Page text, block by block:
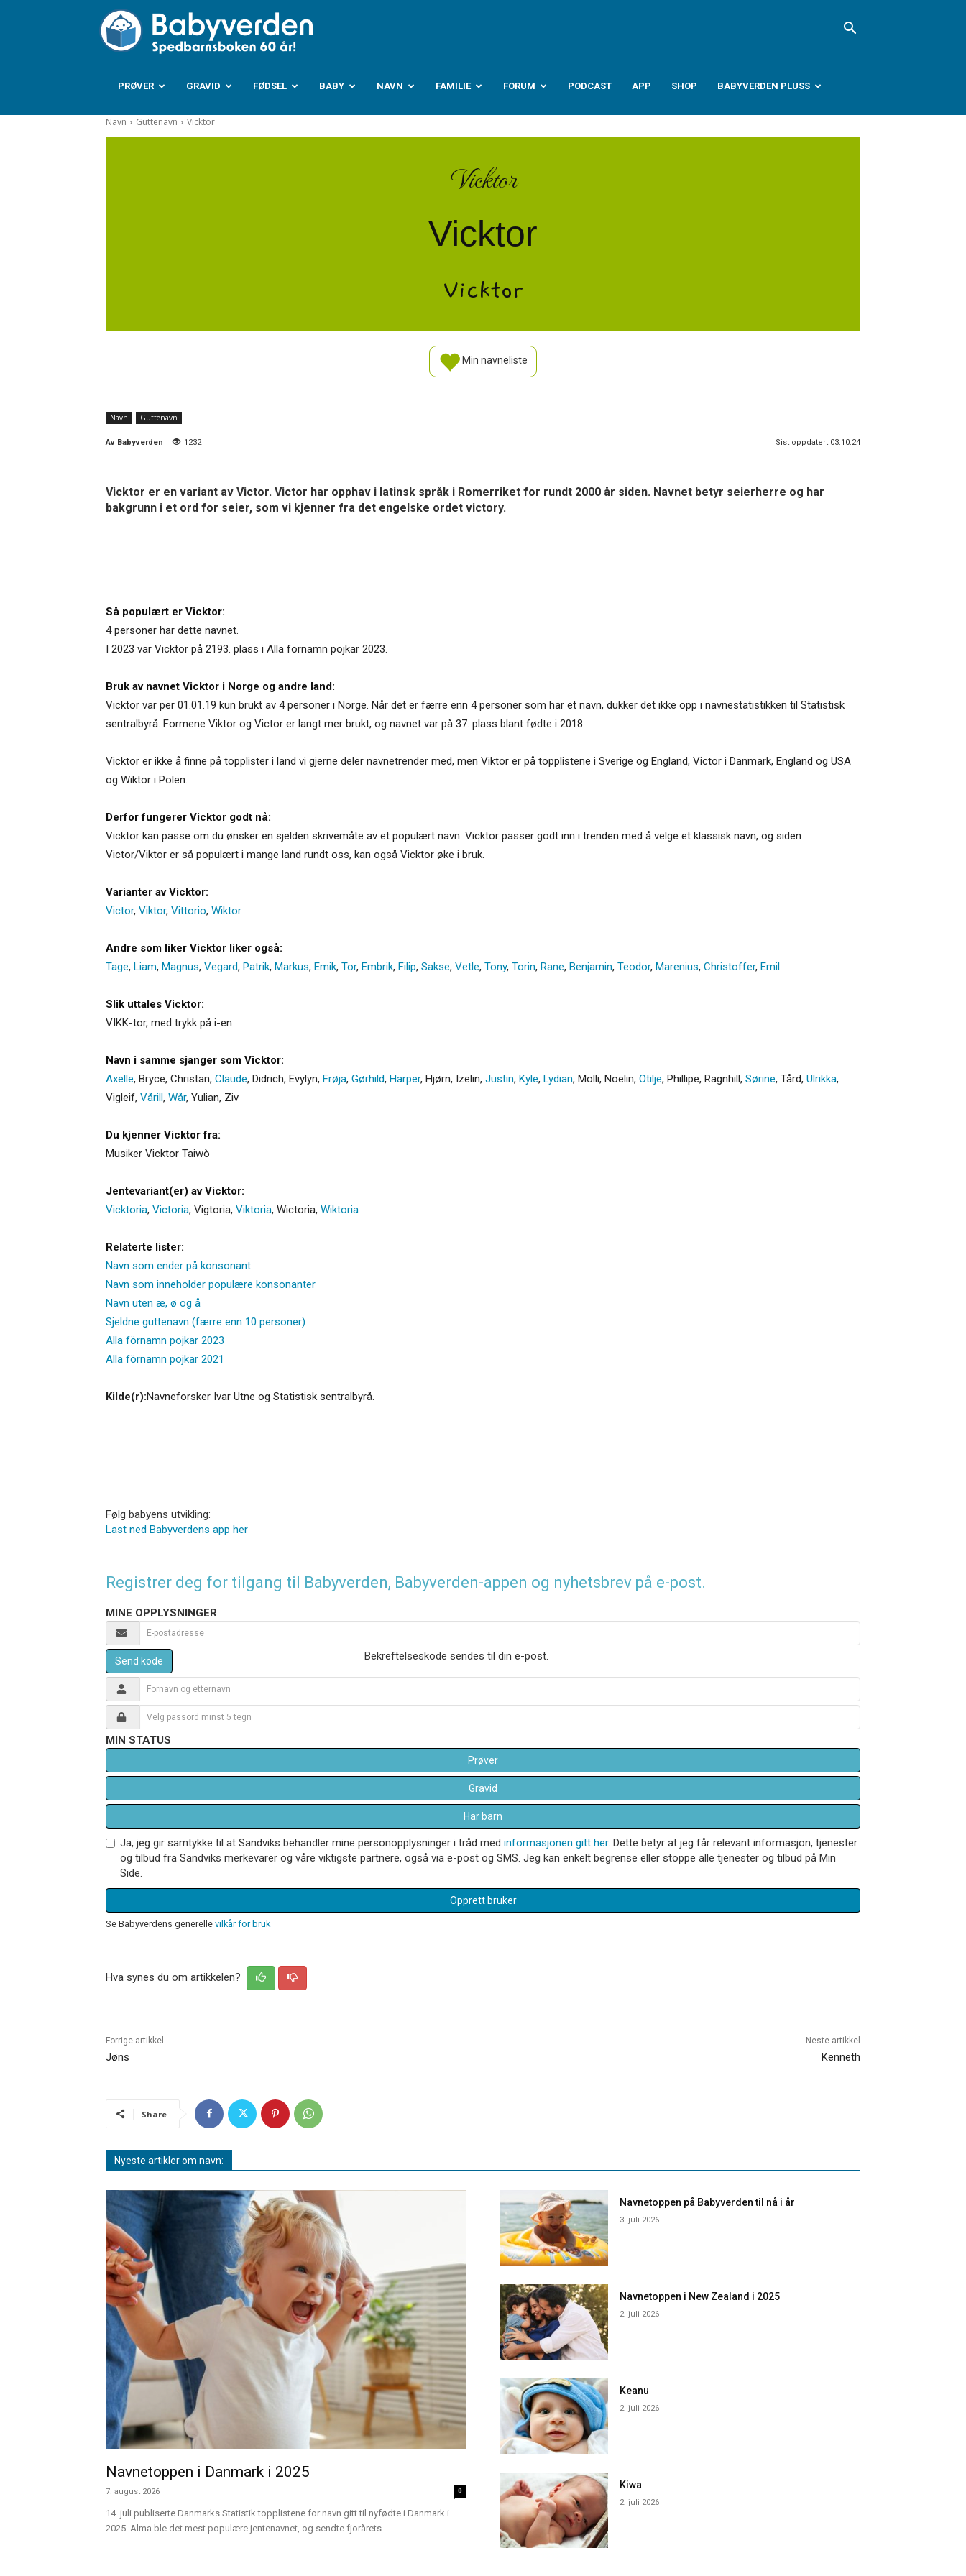
Babyverden.no
PRØVER GRAVID FØDSEL BABY NAVN FAMILIE FORUM PODCAST APP SHOP BABYVERDEN PLUSS
Navn Guttenavn Vicktor
Vicktor
Vicktor
Vicktor
Min navneliste
Navn Guttenavn
Av Babyverden 1232 Sist oppdatert 03.10.24
Vicktor er en variant av Victor. Victor har opphav i latinsk språk i Romerriket for rundt 2000 år siden. Navnet betyr seierherre og har
bakgrunn i et ord for seier, som vi kjenner fra det engelske ordet victory.
Så populært er Vicktor:
4 personer har dette navnet.
I 2023 var Vicktor på 2193. plass i Alla förnamn pojkar 2023.
Bruk av navnet Vicktor i Norge og andre land:
Vicktor var per 01.01.19 kun brukt av 4 personer i Norge. Når det er færre enn 4 personer som har et navn, dukker det ikke opp i navnestatistikken til Statistisk
sentralbyrå. Formene Viktor og Victor er langt mer brukt, og navnet var på 37. plass blant fødte i 2018.
Vicktor er ikke å finne på topplister i land vi gjerne deler navnetrender med, men Viktor er på topplistene i Sverige og England, Victor i Danmark, England og USA
og Wiktor i Polen.
Derfor fungerer Vicktor godt nå:
Vicktor kan passe om du ønsker en sjelden skrivemåte av et populært navn. Vicktor passer godt inn i trenden med å velge et klassisk navn, og siden
Victor/Viktor er så populært i mange land rundt oss, kan også Vicktor øke i bruk.
Varianter av Vicktor:
Victor, Viktor, Vittorio, Wiktor
Andre som liker Vicktor liker også:
Tage, Liam, Magnus, Vegard, Patrik, Markus, Emik, Tor, Embrik, Filip, Sakse, Vetle, Tony, Torin, Rane, Benjamin, Teodor, Marenius, Christoffer, Emil
Slik uttales Vicktor:
VIKK-tor, med trykk på i-en
Navn i samme sjanger som Vicktor:
Axelle, Bryce, Christan, Claude, Didrich, Evylyn, Frøja, Gørhild, Harper, Hjørn, Izelin, Justin, Kyle, Lydian, Molli, Noelin, Otilje, Phillipe, Ragnhill, Sørine, Tård, Ulrikka,
Vigleif, Vårill, Wår, Yulian, Ziv
Du kjenner Vicktor fra:
Musiker Vicktor Taiwò
Jentevariant(er) av Vicktor:
Vicktoria, Victoria, Vigtoria, Viktoria, Wictoria, Wiktoria
Relaterte lister:
Navn som ender på konsonant
Navn som inneholder populære konsonanter
Navn uten æ, ø og å
Sjeldne guttenavn (færre enn 10 personer)
Alla förnamn pojkar 2023
Alla förnamn pojkar 2021
Kilde(r):Navneforsker Ivar Utne og Statistisk sentralbyrå.
Følg babyens utvikling:
Last ned Babyverdens app her
Registrer deg for tilgang til Babyverden, Babyverden-appen og nyhetsbrev på e-post.
MINE OPPLYSNINGER
Send kode Bekreftelseskode sendes til din e-post.
MIN STATUS
Prøver
Gravid
Har barn
Ja, jeg gir samtykke til at Sandviks behandler mine personopplysninger i tråd med informasjonen gitt her. Dette betyr at jeg får relevant informasjon, tjenester
og tilbud fra Sandviks merkevarer og våre viktigste partnere, også via e-post og SMS. Jeg kan enkelt begrense eller stoppe alle tjenester og tilbud på Min
Side.
Opprett bruker
Se Babyverdens generelle vilkår for bruk
Hva synes du om artikkelen?
Forrige artikkel
Jøns
Neste artikkel
Kenneth
Share
Nyeste artikler om navn:
Navnetoppen i Danmark i 2025
7. august 2026 0
14. juli publiserte Danmarks Statistik topplistene for navn gitt til nyfødte i Danmark i
2025. Alma ble det mest populære jentenavnet, og sendte fjorårets...
Navnetoppen på Babyverden til nå i år
3. juli 2026
Navnetoppen i New Zealand i 2025
2. juli 2026
Keanu
2. juli 2026
Kiwa
2. juli 2026